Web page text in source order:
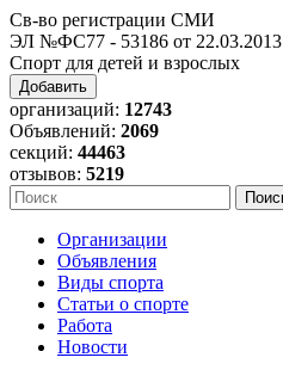
Св-во регистрации СМИ
ЭЛ №ФС77 - 53186 от 22.03.2013
Спорт для детей и взрослых
Добавить
организаций: 12743
Объявлений: 2069
секций: 44463
отзывов: 5219
Организации
Объявления
Виды спорта
Статьи о спорте
Работа
Новости